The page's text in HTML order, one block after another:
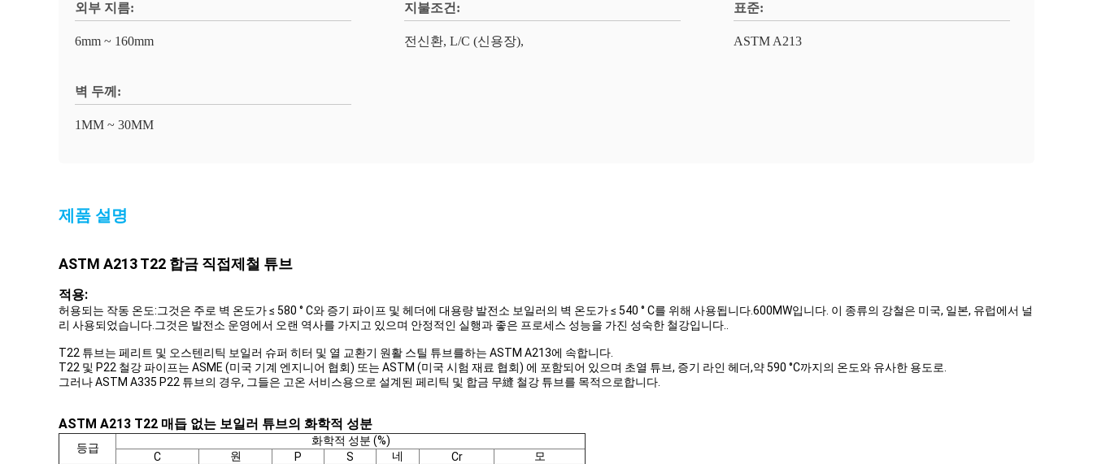
외부 지름:
6mm ~ 160mm
지불조건:
전신환, L/C (신용장),
표준:
ASTM A213
벽 두께:
1MM ~ 30MM
제품 설명
ASTM A213 T22 합금 직접제철 튜브
적용:
허용되는 작동 온도:그것은 주로 벽 온도가 ≤ 580 ° C와 증기 파이프 및 헤더에 대용량 발전소 보일러의 벽 온도가 ≤ 540 ° C를 위해 사용됩니다.600MW입니다. 이 종류의 강철은 미국, 일본, 유럽에서 널
리 사용되었습니다.그것은 발전소 운영에서 오랜 역사를 가지고 있으며 안정적인 실행과 좋은 프로세스 성능을 가진 성숙한 철강입니다..
T22 튜브는 페리트 및 오스텐리틱 보일러 슈퍼 히터 및 열 교환기 원활 스틸 튜브를하는 ASTM A213에 속합니다.
T22 및 P22 철강 파이프는 ASME (미국 기계 엔지니어 협회) 또는 ASTM (미국 시험 재료 협회) 에 포함되어 있으며 초열 튜브, 증기 라인 헤더,약 590 °C까지의 온도와 유사한 용도로.
그러나 ASTM A335 P22 튜브의 경우, 그들은 고온 서비스용으로 설계된 페리틱 및 합금 무縫 철강 튜브를 목적으로합니다.
ASTM A213 T22 매듭 없는 보일러 튜브의 화학적 성분
등급
화학적 성분 (%)
C
원 P S 네 Cr
모